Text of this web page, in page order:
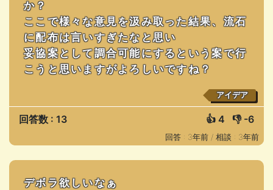
か？
ここで様々な意見を汲み取った結果、流石
に配布は言いすぎたなと思い
妥協案として調合可能にするという案で行
こうと思いますがよろしいですね？
アイデア
回答数 : 13 👍 4 👎 -6
回答 : 3年前 / 相談 : 3年前
デボラ欲しいなぁ